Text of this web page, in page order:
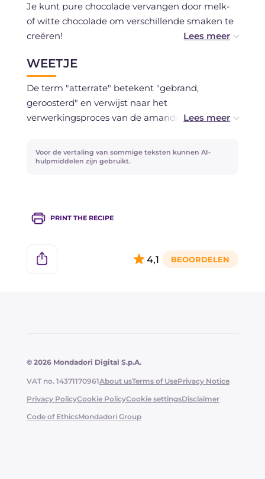
Je kunt pure chocolade vervangen door melk-
of witte chocolade om verschillende smaken te
creëren!
Als je wilt, kun je de chocolade op smaak
brengen met geraspte sinaasappelschil of
bijvoorbeeld een snufje kaneel.
Zoek je een alternatief voor iets zoets, probeer
WEETJE
De term "atterrate" betekent "gebrand,
geroosterd" en verwijst naar het
verwerkingsproces van de amandelen. Volgens
verwijzen naar de donkere kleur van de
chocolade, die doet denken aan aarde.
Voor de vertaling van sommige teksten kunnen AI-
hulpmiddelen zijn gebruikt.
PRINT THE RECIPE
4,1
© 2026 Mondadori Digital S.p.A.
VAT no. 14371170961About usTerms of UsePrivacy Notice
Privacy PolicyCookie PolicyCookie settingsDisclaimer
Code of EthicsMondadori Group